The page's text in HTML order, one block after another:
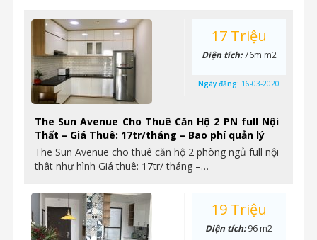
The Sun Avenue Cho Thuê Căn Hộ 2 PN full Nội
Thất – Giá Thuê: 17tr/tháng – Bao phí quản lý
The Sun Avenue cho thuê căn hộ 2 phòng ngủ full nội
thât như hình Giá thuê: 17tr/ tháng –…
17 Triệu
Diện tích:76m m2
Ngày đăng: 16-03-2020
19 Triệu
Diện tích:96 m2